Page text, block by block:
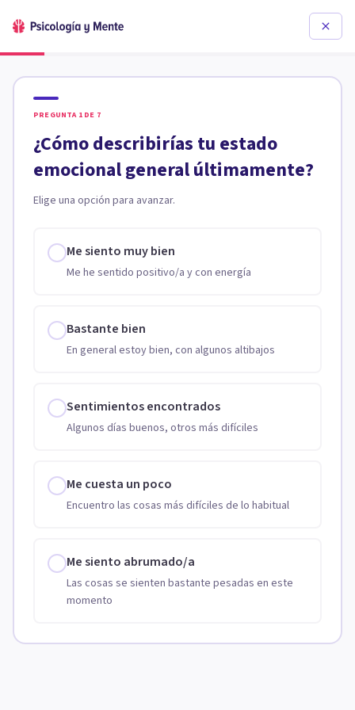
PREGUNTA 1 DE 7
¿Cómo describirías tu estado
emocional general últimamente?
Elige una opción para avanzar.
Me siento muy bien
Me he sentido positivo/a y con energía
Bastante bien
En general estoy bien, con algunos altibajos
Sentimientos encontrados
Algunos días buenos, otros más difíciles
Me cuesta un poco
Encuentro las cosas más difíciles de lo habitual
Me siento abrumado/a
Las cosas se sienten bastante pesadas en este
momento